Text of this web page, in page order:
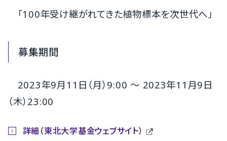
「100年受け継がれてきた植物標本を次世代へ」
募集期間
2023年9月11日（月）9:00 〜 2023年11月9日
（木）23:00
詳細（東北大学基金ウェブサイト）